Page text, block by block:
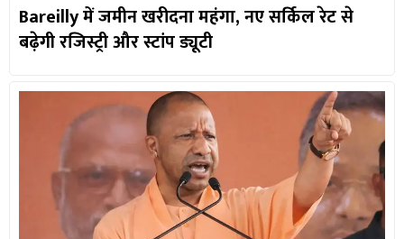
Bareilly में जमीन खरीदना महंगा, नए सर्किल रेट से
बढ़ेगी रजिस्ट्री और स्टांप ड्यूटी